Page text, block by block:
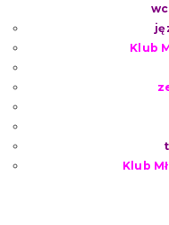
Klub
Klub